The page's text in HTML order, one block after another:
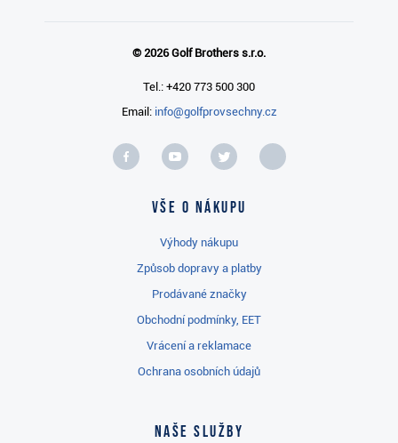
© 2026 Golf Brothers s.r.o.
Tel.: +420 773 500 300
Email: info@golfprovsechny.cz
Vše o nákupu
Výhody nákupu
Způsob dopravy a platby
Prodávané značky
Obchodní podmínky, EET
Vrácení a reklamace
Ochrana osobních údajů
Naše služby